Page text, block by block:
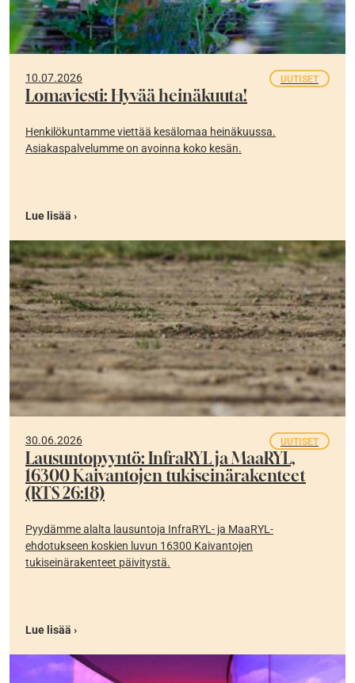
10.07.2026 UUTISET
Lomaviesti: Hyvää heinäkuuta!
Henkilökuntamme viettää kesälomaa heinäkuussa.
Asiakaspalvelumme on avoinna koko kesän.
Lue lisää ›
30.06.2026 UUTISET
Lausuntopyyntö: InfraRYL ja MaaRYL,
16300 Kaivantojen tukiseinärakenteet
(RTS 26:18)
Pyydämme alalta lausuntoja InfraRYL- ja MaaRYL-
ehdotukseen koskien luvun 16300 Kaivantojen
tukiseinärakenteet päivitystä.
Lue lisää ›